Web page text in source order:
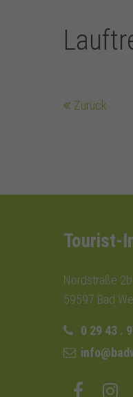
Zurück
Tourist-
Nordstraße 2b
59597 Bad
0 29 43 .